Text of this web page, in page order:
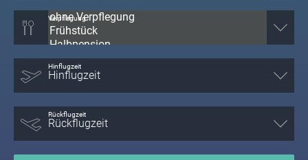
Verpflegung
Hinflugzeit
Rückflugzeit